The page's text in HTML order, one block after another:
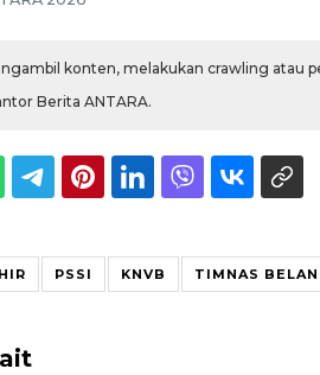
konten, melakukan crawling atau
Berita ANTARA.
PSSI KNVB TIMNAS